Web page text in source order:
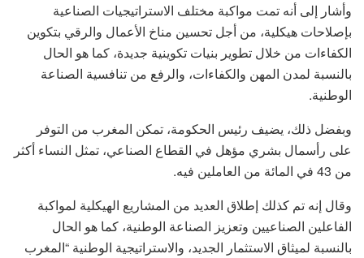
وأشار إلى أنه تمت مواكبة مختلف الاستراتيجيات الصناعية
بإصلاحات هيكلية، من أجل تحسين مناخ الأعمال والرقي بتكوين
الكفاءات من خلال تطوير بنيات تكوينية جديدة، كما هو الحال
بالنسبة لمدن المهن والكفاءات، والرفع من تنافسية الصناعة
الوطنية.
وبفضل ذلك، يضيف رئيس الحكومة، تمكن المغرب من التوفر
على رأسمال بشري مؤهل في القطاع الصناعي، تمثل النساء أكثر
من 43 في المائة من العاملين فيه.
وقال إنه تم كذلك إطلاق العديد من المشاريع الهيكلية لمواكبة
الفاعلين الصناعيين وتعزيز الصناعة الوطنية، كما هو الحال
بالنسبة لميثاق الاستثمار الجديد، والاستراتيجية الوطنية “المغرب